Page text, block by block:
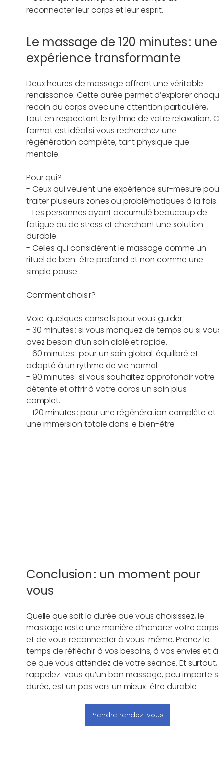
reconnecter leur corps et leur esprit.
Le massage de 120 minutes :
expérience transformante
Deux heures de massage offrent une véritable
renaissance. Cette durée permet d’explorer
recoin du corps avec une attention particulière,
tout en respectant le rythme de votre relaxation.
format est idéal si vous recherchez une
régénération complète, tant physique que
mentale.
Pour qui?
- Ceux qui veulent une expérience sur-mesure
traiter plusieurs zones ou problématiques à la
- Les personnes ayant accumulé beaucoup de
fatigue ou de stress et cherchant une solution
durable.
- Celles qui considèrent le massage comme un
rituel de bien-être profond et non comme une
simple pause.
Comment choisir?
Voici quelques conseils pour vous guider :
- 30 minutes : si vous manquez de temps ou si
avez besoin d’un soin ciblé et rapide.
- 60 minutes : pour un soin global, équilibré et
adapté à un rythme de vie normal.
- 90 minutes : si vous souhaitez approfondir votre
détente et offrir à votre corps un soin plus
complet.
- 120 minutes : pour une régénération complète et
une immersion totale dans le bien-être.
Conclusion : un moment pour
vous
Quelle que soit la durée que vous choisissez, le
massage reste une manière d’honorer votre
et de vous reconnecter à vous-même. Prenez le
temps de réfléchir à vos besoins, à vos envies et
ce que vous attendez de votre séance. Et surtout,
rappelez-vous qu’un bon massage, peu importe
durée, est un pas vers un mieux-être durable.
Prendre rendez-vous